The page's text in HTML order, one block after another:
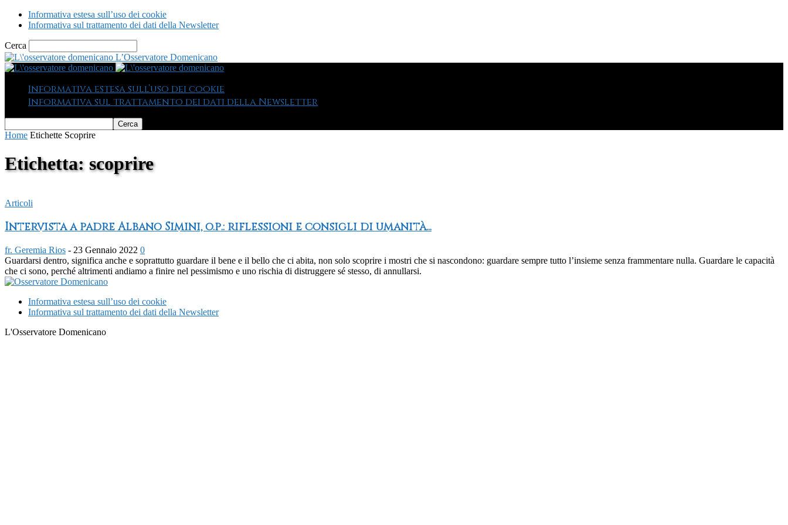
Informativa estesa sull’uso dei cookie
Informativa sul trattamento dei dati della Newsletter
Cerca
L’Osservatore Domenicano
Informativa estesa sull’uso dei cookie
Informativa sul trattamento dei dati della Newsletter
Home Etichette Scoprire
Etichetta: scoprire
Articoli
Intervista a padre Albano Simini, o.p.: riflessioni e consigli di umanità...
fr. Geremia Rios - 23 Gennaio 2022 0
Guardarsi dentro, significa anche e soprattutto guardare il bene e il bello che ci abita, non solo scoprire i mostri che si nascondono: guardare sempre tutto l’insieme senza frammentare nulla. Guardare le capacità
che ci sono, perché altrimenti andiamo a finire nel pessimismo e uno rischia di distruggere sé stesso, di annullarsi.
Informativa estesa sull’uso dei cookie
Informativa sul trattamento dei dati della Newsletter
L'Osservatore Domenicano